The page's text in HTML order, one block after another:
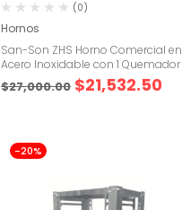
(0)
Hornos
San-Son ZHS Horno Comercial en
Acero Inoxidable con 1 Quemador
$27,000.00 $21,532.50
-20%